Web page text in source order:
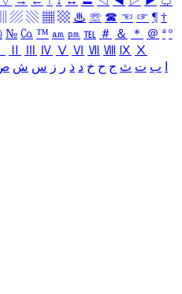
▨ ▧ ▦ ▩ ♨ ☏ ☎ ☜ ☞ ¶ †
№ ㏇ ™ ㏂ ㏘ ℡ ＃ ＆ ＊ ＠ ª º
Ⅳ Ⅴ Ⅵ Ⅶ Ⅷ Ⅸ Ⅹ
ب ت ث ج ح خ د ذ ر ز س ش